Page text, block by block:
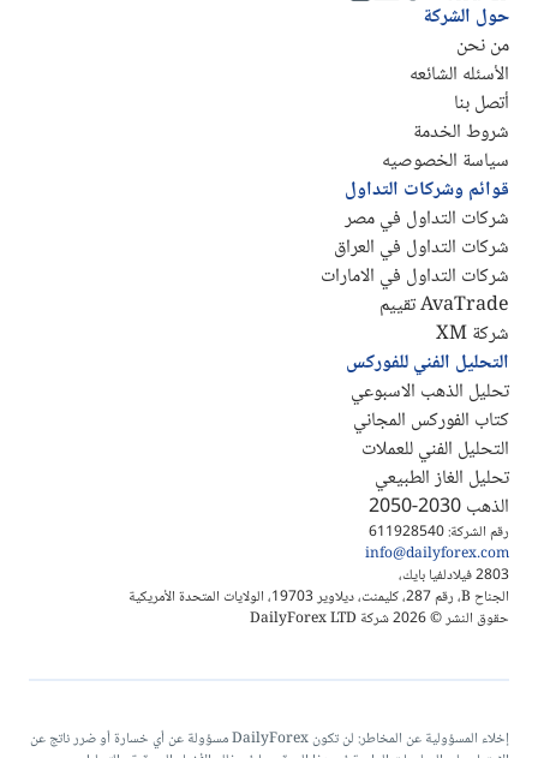
رقم الشركة: 611928540
info@dailyforex.com
2803 فيلادلفيا بايك،
الجناح B، رقم 287، كليمنت، ديلاوير 19703، الولايات المتحدة الأمريكية
حقوق النشر © 2026 شركة DailyForex LTD
حول الشركة
من نحن
الأسئله الشائعه
أتصل بنا
شروط الخدمة
سياسة الخصوصيه
قوائم وشركات التداول
شركات التداول في مصر
شركات التداول في العراق
شركات التداول في الامارات
AvaTrade تقييم
شركة XM
التحليل الفني للفوركس
تحليل الذهب الاسبوعي
كتاب الفوركس المجاني
التحليل الفني للعملات
تحليل الغاز الطبيعي
الذهب 2030-2050
إخلاء المسؤولية عن المخاطر: لن تكون DailyForex مسؤولة عن أي خسارة أو ضرر ناتج عن